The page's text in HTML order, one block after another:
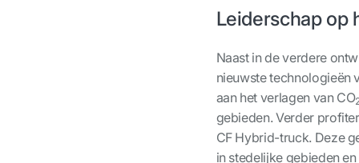
Leiderschap op
Naast in de verdere
nieuwste technologieën
aan het verlagen van CO
gebieden. Verder
CF Hybrid-truck. Deze
in stedelijke gebieden